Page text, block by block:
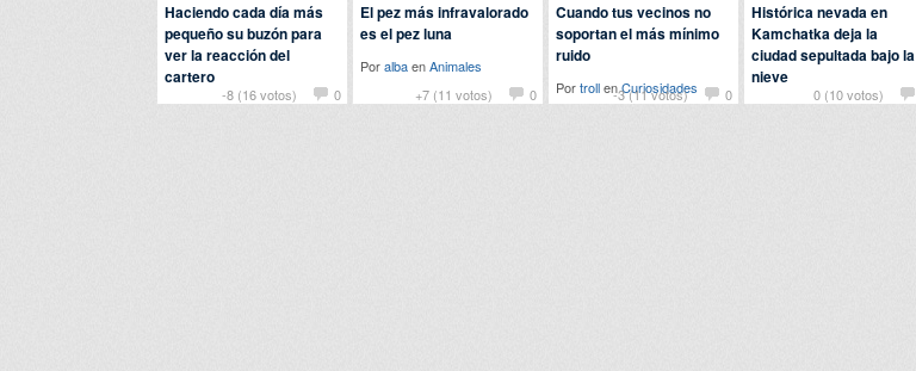
-8 (16 votos) 0
Haciendo cada día más
pequeño su buzón para
ver la reacción del
cartero
Pornomedigasen
+7 (11 votos) 0
El pez más infravalorado
es el pez luna
PoralbaenAnimales
-3 (11 votos)
0
Cuando tus vecinos no
soportan el más mínimo
ruido
PortrollenCuriosidades 0 (10 votos)
Histórica nevada en
Kamchatka deja la
ciudad sepultada bajo la
nieve
PorbobobobsenActualidad